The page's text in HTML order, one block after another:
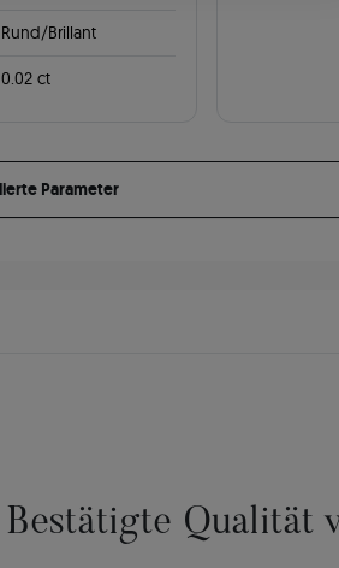
Rund/Brillant
0.02 ct
Parameter
Bestätigte Qualität